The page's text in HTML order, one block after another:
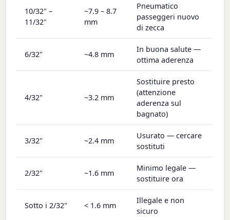
10/32" –
11/32"
~7.9 – 8.7
mm
Pneumatico
passeggeri nuovo
di zecca
6/32" ~4.8 mm
In buona salute —
ottima aderenza
4/32" ~3.2 mm
Sostituire presto
(attenzione
aderenza sul
bagnato)
3/32" ~2.4 mm
Usurato — cercare
sostituti
2/32" ~1.6 mm
Minimo legale —
sostituire ora
Sotto i 2/32" < 1.6 mm
Illegale e non
sicuro